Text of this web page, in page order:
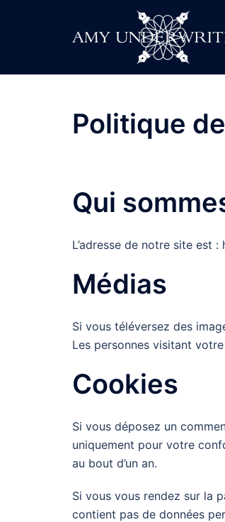
Politique
Qui
L’adresse de notre site est
Médias
Si vous téléversez des
Les personnes visitant
Cookies
Si vous déposez un
uniquement pour votre
au bout d’un an.
Si vous vous rendez sur la
contient pas de données